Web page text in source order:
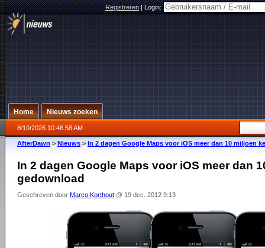
Registreren|Login:
Home Nieuws zoeken
8/10/2026 10:46:58 AM
AfterDawn > Nieuws > In 2 dagen Google Maps voor iOS meer dan 10 miljoen
In 2 dagen Google Maps voor iOS meer dan
gedownload
Geschreven door Marco Korthout @ 19 dec. 2012 9:13